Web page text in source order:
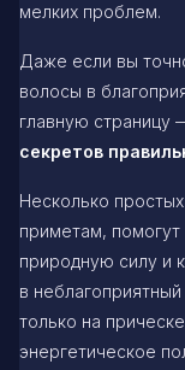
мелких проблем.
Даже если вы
волосы в
главную страницу
секретов
Несколько
приметам,
природную силу и
в
только на
энергетическое